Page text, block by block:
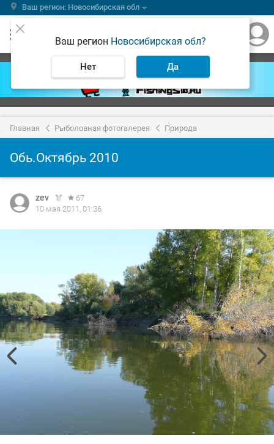
Ваш регион: Новосибирская обл
Ваш регион Новосибирская обл?
Нет Да
Главная Рыболовная фотогалерея Природа
Обь.Октябрь 2010
zev
67
10 мая 2011, 01:36